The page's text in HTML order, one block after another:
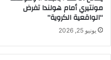
مونتيري أمام هولندا تفرض
“الواقعية الكروية”
يونيو 25, 2026